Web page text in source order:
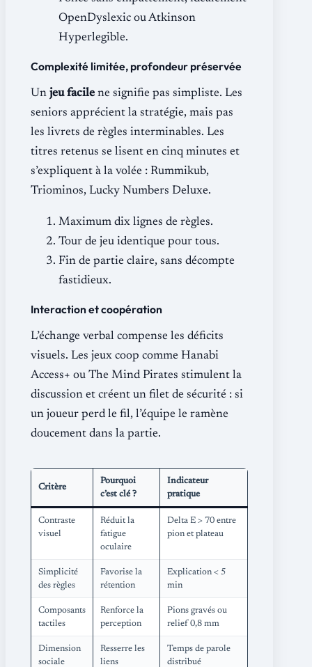
OpenDyslexic ou Atkinson
Hyperlegible.
Complexité limitée, profondeur préservée
Un jeu facile ne signifie pas simpliste. Les
seniors apprécient la stratégie, mais pas
les livrets de règles interminables. Les
titres retenus se lisent en cinq minutes et
s’expliquent à la volée : Rummikub,
Triominos, Lucky Numbers Deluxe.
Maximum dix lignes de règles.
Tour de jeu identique pour tous.
Fin de partie claire, sans décompte
fastidieux.
Interaction et coopération
L’échange verbal compense les déficits
visuels. Les jeux coop comme Hanabi
Access+ ou The Mind Pirates stimulent la
discussion et créent un filet de sécurité : si
un joueur perd le fil, l’équipe le ramène
doucement dans la partie.
Critère
Pourquoi
c’est clé ?
Indicateur
pratique
Contraste
visuel
Réduit la
fatigue
oculaire
Delta E > 70 entre
pion et plateau
Simplicité
des règles
Favorise la
rétention
Explication < 5
min
Composants
tactiles
Renforce la
perception
Pions gravés ou
relief 0,8 mm
Dimension
sociale
Resserre les
liens
Temps de parole
distribué